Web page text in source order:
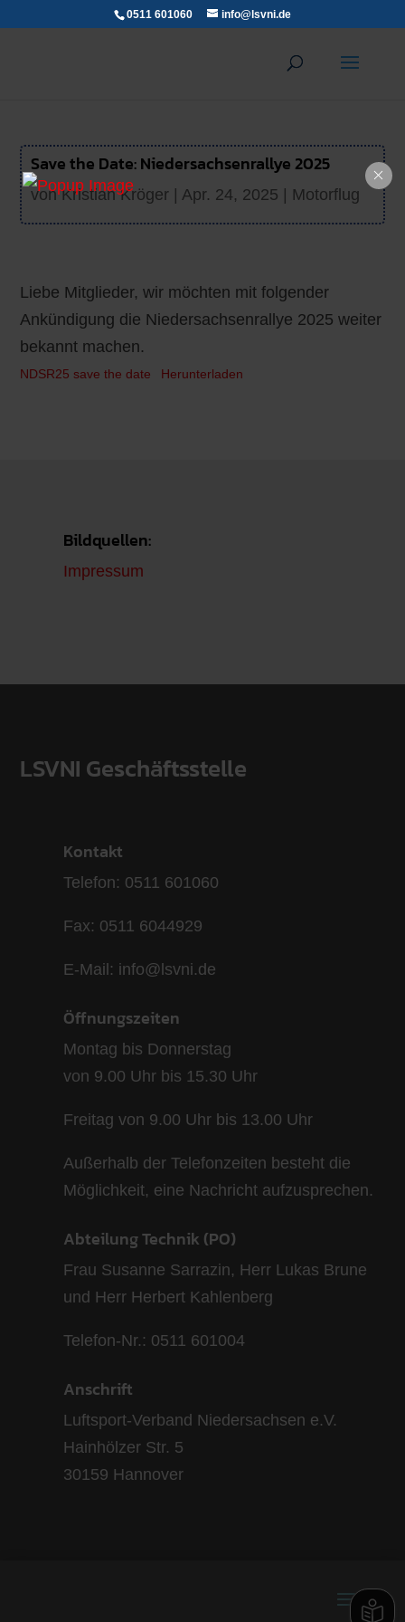
0511 601060 info@lsvni.de
Save the Date: Niedersachsenrallye 2025
vonKristian Kröger |Apr. 24, 2025 Motorflug
Liebe Mitglieder, wir möchten mit folgender
Ankündigung die Niedersachsenrallye 2025 weiter
bekannt machen.
NDSR25 save the date Herunterladen
Bildquellen:
Impressum
LSVNI Geschäftsstelle
Kontakt
Telefon: 0511 601060
Fax: 0511 6044929
E-Mail: info@lsvni.de
Öffnungszeiten
Montag bis Donnerstag
von 9.00 Uhr bis 15.30 Uhr
Freitag von 9.00 Uhr bis 13.00 Uhr
Außerhalb der Telefonzeiten besteht die
Möglichkeit, eine Nachricht aufzusprechen.
Abteilung Technik (PO)
Frau Susanne Sarrazin, Herr Lukas Brune
und Herr Herbert Kahlenberg
Telefon-Nr.: 0511 601004
Anschrift
Luftsport-Verband Niedersachsen e.V.
Hainhölzer Str. 5
30159 Hannover